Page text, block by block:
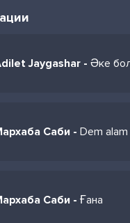
Jaygashar - Әке
Саби - Dem alam
Саби - Ғана